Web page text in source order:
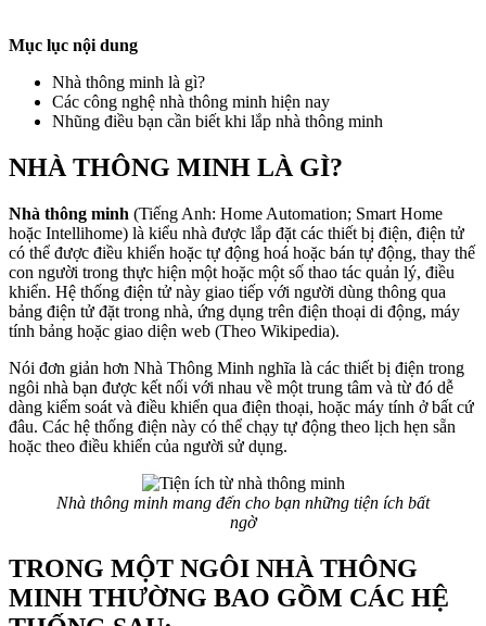
Mục lục nội dung
Nhà thông minh là gì?
Các công nghệ nhà thông minh hiện nay
Nhũng điều bạn cần biết khi lắp nhà thông minh
NHÀ THÔNG MINH LÀ GÌ?
Nhà thông minh (Tiếng Anh: Home Automation; Smart Home
hoặc Intellihome) là kiểu nhà được lắp đặt các thiết bị điện, điện tử
có thể được điều khiển hoặc tự động hoá hoặc bán tự động, thay thế
con người trong thực hiện một hoặc một số thao tác quản lý, điều
khiển. Hệ thống điện tử này giao tiếp với người dùng thông qua
bảng điện tử đặt trong nhà, ứng dụng trên điện thoại di động, máy
tính bảng hoặc giao diện web (Theo Wikipedia).
Nói đơn giản hơn Nhà Thông Minh nghĩa là các thiết bị điện trong
ngôi nhà bạn được kết nối với nhau về một trung tâm và từ đó dễ
dàng kiểm soát và điều khiển qua điện thoại, hoặc máy tính ở bất cứ
đâu. Các hệ thống điện này có thể chạy tự động theo lịch hẹn sẵn
hoặc theo điều khiển của người sử dụng.
Nhà thông minh mang đến cho bạn những tiện ích bất
ngờ
TRONG MỘT NGÔI NHÀ THÔNG
MINH THƯỜNG BAO GỒM CÁC HỆ